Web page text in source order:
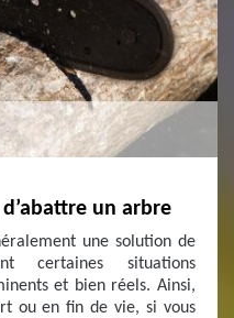
un arbre
une solution de
certaines situations
et bien réels. Ainsi,
ou en fin de vie, si vous